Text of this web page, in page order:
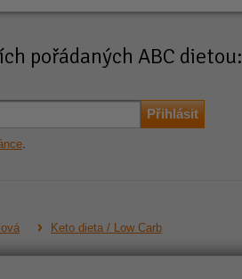
pořádaných ABC dietou:
Keto dieta / Low Carb